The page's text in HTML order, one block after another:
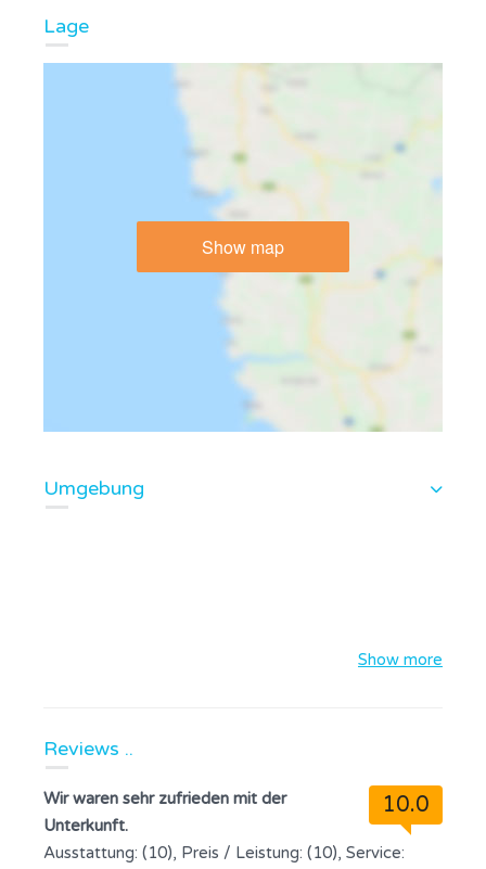
Lage
Show map
Umgebung
Show more
Reviews ..
10.0
Wir waren sehr zufrieden mit der
Unterkunft.
Ausstattung: (10), Preis / Leistung: (10), Service: